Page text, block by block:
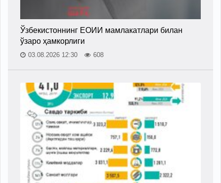
Ўзбекистоннинг ЕОИИ мамлакатлари билан
ўзаро ҳамкорлиги
03.08.2026 12:30 608